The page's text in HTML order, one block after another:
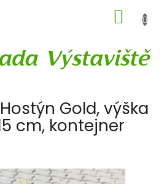
KOŠÍK
Gold, výška
cm, kontejner